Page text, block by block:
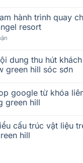
hành trình quay
resort
dung thu hút
green hill sóc sơn
google từ khóa
green hill
cấu trúc vật liệu
hill